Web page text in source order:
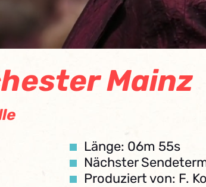
Mainz
Länge: 06m 55s
Nächster
Produziert von: F.